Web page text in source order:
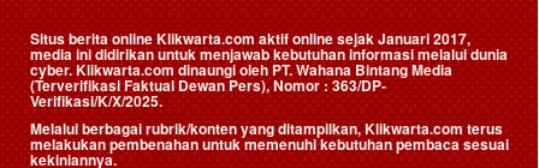
Situs berita online Klikwarta.com aktif online sejak Januari 2017,
media ini didirikan untuk menjawab kebutuhan informasi melalui dunia
cyber. Klikwarta.com dinaungi oleh PT. Wahana Bintang Media
(Terverifikasi Faktual Dewan Pers), Nomor : 363/DP-
Verifikasi/K/X/2025.
Melalui berbagai rubrik/konten yang ditampilkan, Klikwarta.com terus
melakukan pembenahan untuk memenuhi kebutuhan pembaca sesuai
kekiniannya.